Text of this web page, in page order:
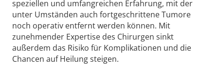
speziellen und umfangreichen Erfahrung, mit der
unter Umständen auch fortgeschrittene Tumore
noch operativ entfernt werden können. Mit
zunehmender Expertise des Chirurgen sinkt
außerdem das Risiko für Komplikationen und die
Chancen auf Heilung steigen.